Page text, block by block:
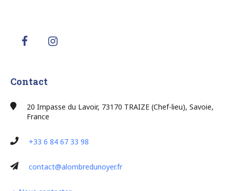
Contact
20 Impasse du Lavoir, 73170 TRAIZE (Chef-lieu), Savoie,
France
+33 6 84 67 33 98
contact@alombredunoyer.fr